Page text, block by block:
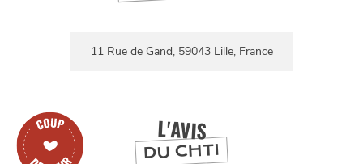
L'AVIS
DU CHTI
11 Rue de Gand, 59043 Lille, France